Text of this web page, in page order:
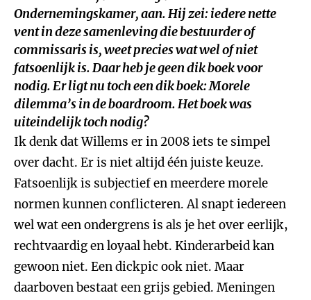
Ondernemingskamer, aan. Hij zei:iedere nette
vent in deze samenleving die bestuurder of
commissaris is, weet precies wat wel of niet
fatsoenlijk is. Daar heb je geen dik boek voor
nodig.Er ligt nu toch een dik boek:Morele
dilemma’s in deboardroom.Het boek was
uiteindelijk toch nodig?
Ik denk dat Willems er in 2008 iets te simpel
over dacht. Er is niet altijd één juiste keuze.
Fatsoenlijk is subjectief en meerdere morele
normen kunnen conflicteren. Al snapt iedereen
wel wat een ondergrens is als je het over eerlijk,
rechtvaardig en loyaal hebt. Kinderarbeid kan
gewoon niet. Een dickpic ook niet. Maar
daarboven bestaat een grijs gebied. Meningen